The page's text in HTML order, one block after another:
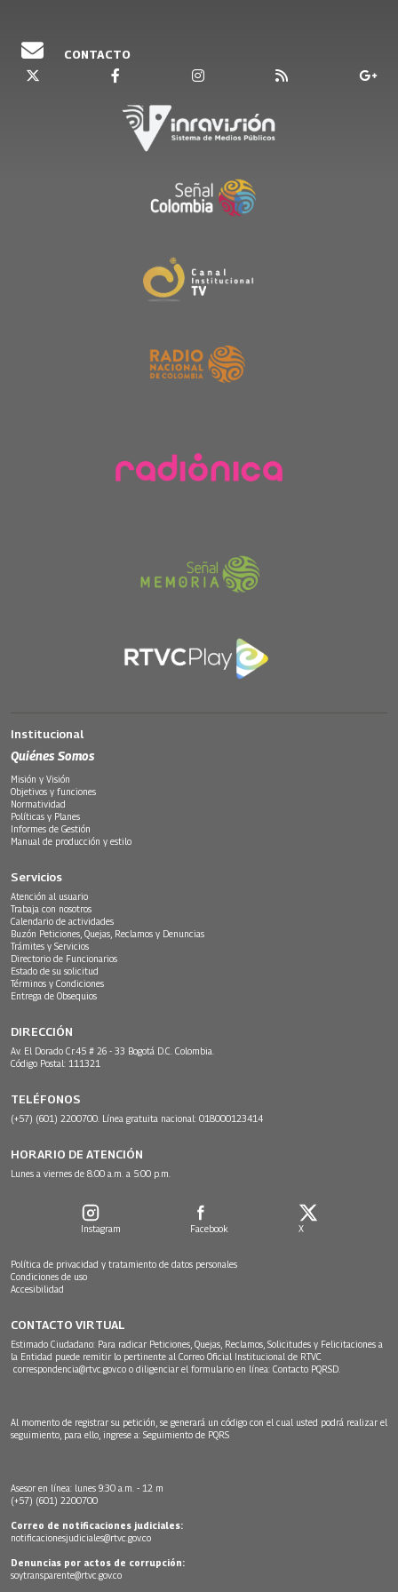
CONTACTO
Institucional
Quiénes Somos
Misión y Visión
Objetivos y funciones
Normatividad
Políticas y Planes
Informes de Gestión
Manual de producción y estilo
Servicios
Atención al usuario
Trabaja con nosotros
Calendario de actividades
Buzón Peticiones, Quejas, Reclamos y Denuncias
Trámites y Servicios
Directorio de Funcionarios
Estado de su solicitud
Términos y Condiciones
Entrega de Obsequios
DIRECCIÓN
Av. El Dorado Cr.45 # 26 - 33 Bogotá D.C. Colombia.
Código Postal: 111321
TELÉFONOS
(+57) (601) 2200700. Línea gratuita nacional: 018000123414
HORARIO DE ATENCIÓN
Lunes a viernes de 8:00 a.m. a 5:00 p.m.
Instagram Facebook X
Política de privacidad y tratamiento de datos personales
Condiciones de uso
Accesibilidad
CONTACTO VIRTUAL
Estimado Ciudadano: Para radicar Peticiones, Quejas, Reclamos, Solicitudes y Felicitaciones a
la Entidad puede remitir lo pertinente al Correo Oficial Institucional de RTVC
correspondencia@rtvc.gov.co o diligenciar el formulario en línea: Contacto PQRSD.
Al momento de registrar su petición, se generará un código con el cual usted podrá realizar el
seguimiento, para ello, ingrese a: Seguimiento de PQRS
Asesor en línea: lunes 9:30 a.m. - 12 m
(+57) (601) 2200700
Correo de notificaciones judiciales:
notificacionesjudiciales@rtvc.gov.co
Denuncias por actos de corrupción:
soytransparente@rtvc.gov.co